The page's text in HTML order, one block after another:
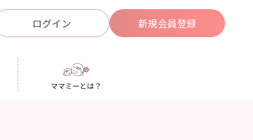
ログイン 新規会員登録
ママミーとは？